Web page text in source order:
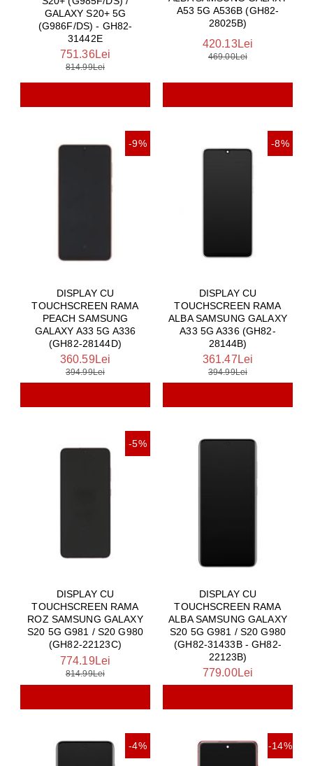
GALAXY S20+ 5G
(G986F/DS) - GH82-
31442E
751.36Lei
814.99Lei
A53 5G A536B (GH82-
28025B)
420.13Lei
469.00Lei
-9%
DISPLAY CU
TOUCHSCREEN RAMA
PEACH SAMSUNG
GALAXY A33 5G A336
(GH82-28144D)
360.59Lei
394.99Lei
-8%
DISPLAY CU
TOUCHSCREEN RAMA
ALBA SAMSUNG GALAXY
A33 5G A336 (GH82-
28144B)
361.47Lei
394.99Lei
-5%
DISPLAY CU
TOUCHSCREEN RAMA
ROZ SAMSUNG GALAXY
S20 5G G981 / S20 G980
(GH82-22123C)
774.19Lei
814.99Lei
DISPLAY CU
TOUCHSCREEN RAMA
ALBA SAMSUNG GALAXY
S20 5G G981 / S20 G980
(GH82-31433B - GH82-
22123B)
779.00Lei
-4% -14%